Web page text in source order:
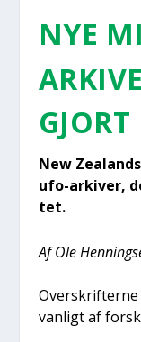
NYE
GJORT
New
ufo-arki­ver,
tet.
Af Ole
Over­skrif­ter­ne
van­ligt af